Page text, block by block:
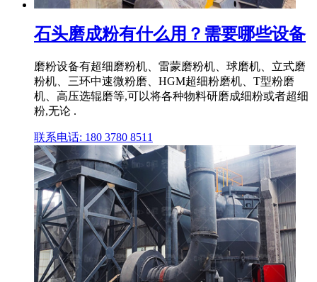
石头磨成粉有什么用？需要哪些设备
磨粉设备有超细磨粉机、雷蒙磨粉机、球磨机、立式磨
粉机、三环中速微粉磨、HGM超细粉磨机、T型粉磨
机、高压选辊磨等,可以将各种物料研磨成细粉或者超细
粉,无论 .
联系电话: 180 3780 8511